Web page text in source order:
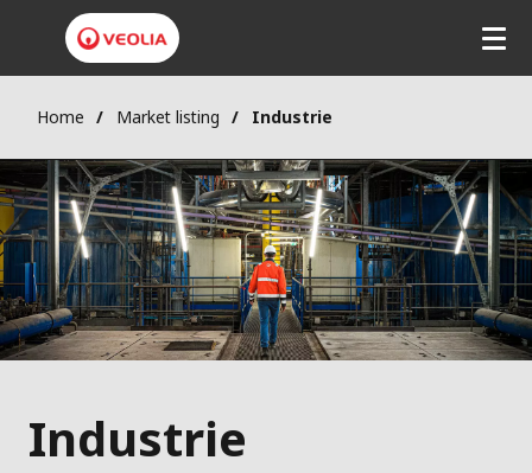
Home Market listing Industrie
Industrie